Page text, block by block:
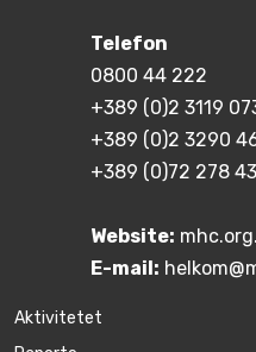
Telefon
0800 44 222
+389 (0)2 3119
+389 (0)2 3290
+389 (0)72 278
Website:
E-mail:
Aktivitetet